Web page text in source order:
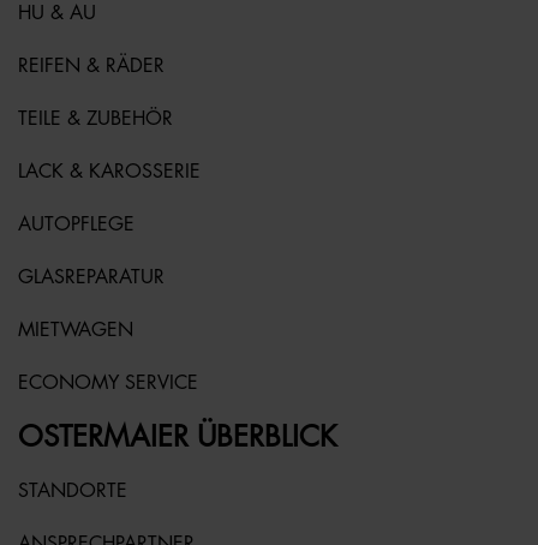
HU & AU
REIFEN & RÄDER
TEILE & ZUBEHÖR
LACK & KAROSSERIE
AUTOPFLEGE
GLASREPARATUR
MIETWAGEN
ECONOMY SERVICE
OSTERMAIER ÜBERBLICK
STANDORTE